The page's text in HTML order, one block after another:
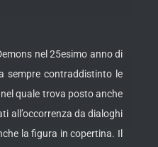
nel 25esimo anno di
sempre contraddistinto le
quale trova posto anche
all’occorrenza da dialoghi
la figura in copertina. Il